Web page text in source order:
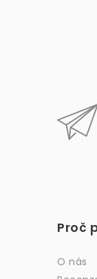
Proč
O nás